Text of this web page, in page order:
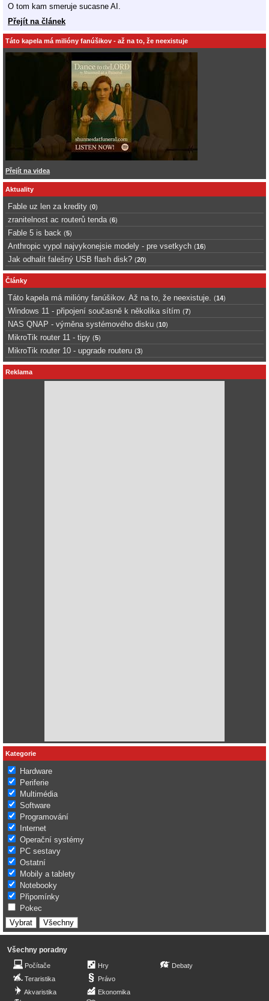
O tom kam smeruje sucasne AI.
Přejít na článek
Táto kapela má milióny fanúšikov - až na to, že neexistuje
Přejít na videa
Aktuality
Fable uz len za kredity (0)
zranitelnost ac routerů tenda (6)
Fable 5 is back (5)
Anthropic vypol najvykonejsie modely - pre vsetkych (16)
Jak odhalit falešný USB flash disk? (20)
Články
Táto kapela má milióny fanúšikov. Až na to, že neexistuje. (14)
Windows 11 - připojení současně k několika sítím (7)
NAS QNAP - výměna systémového disku (10)
MikroTik router 11 - tipy (5)
MikroTik router 10 - upgrade routeru (3)
Reklama
Kategorie
Hardware
Periferie
Multimédia
Software
Programování
Internet
Operační systémy
PC sestavy
Ostatní
Mobily a tablety
Notebooky
Připomínky
Pokec
Všechny poradny
Počítače
Teraristika
Akvaristika
Hry
Právo
Ekonomika
Debaty